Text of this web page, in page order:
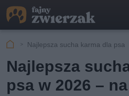
Najlepsza sucha karma dla psa
Najlepsza
psa w 2026 –